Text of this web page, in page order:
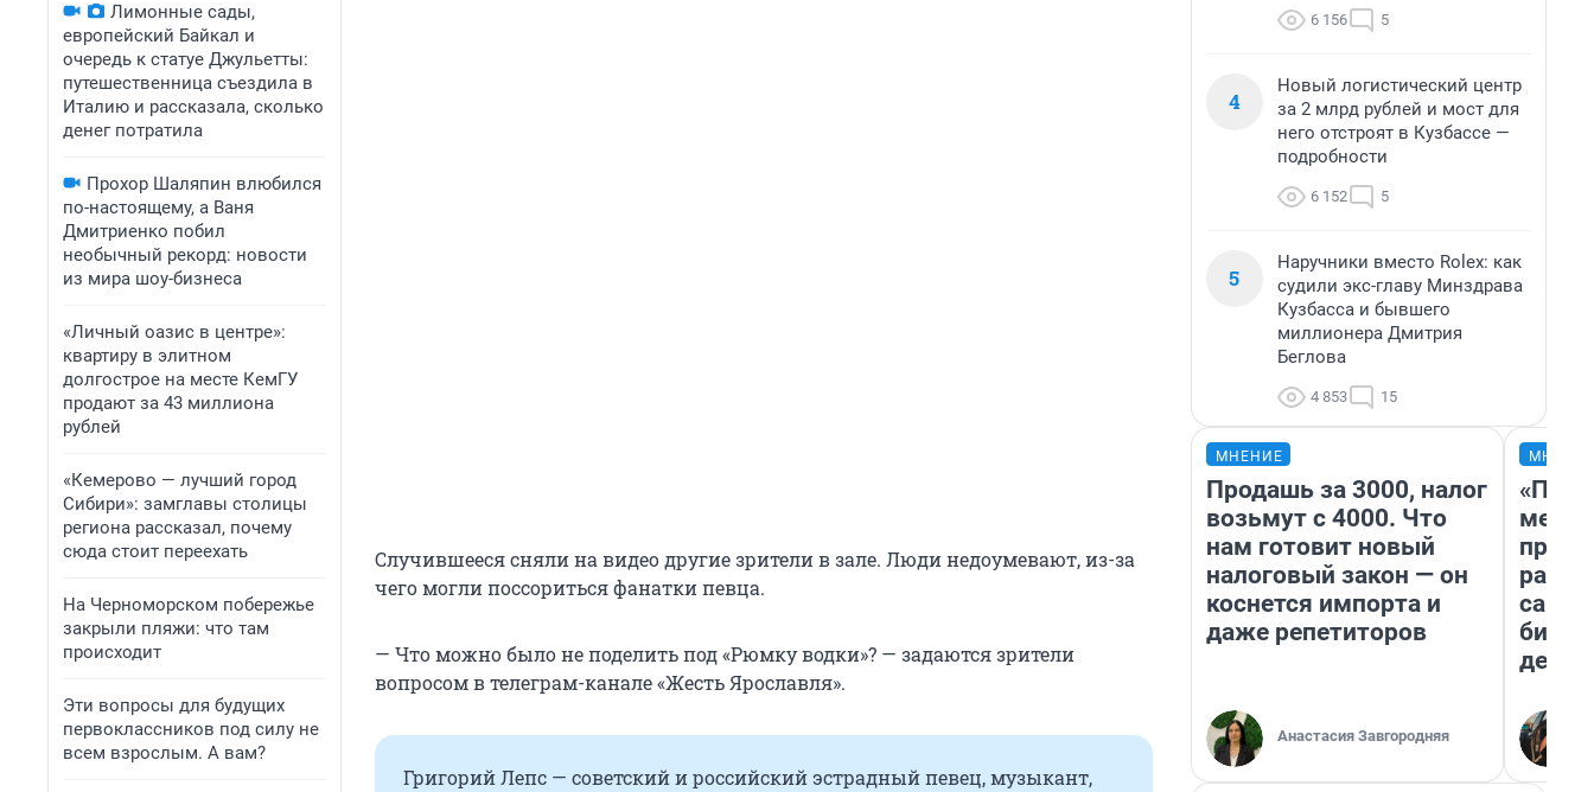
Лимонные сады,
европейский Байкал и
очередь к статуе Джульетты:
путешественница съездила в
Италию и рассказала, сколько
денег потратила
Прохор Шаляпин влюбился
по-настоящему, а Ваня
Дмитриенко побил
необычный рекорд: новости
из мира шоу-бизнеса
«Личный оазис в центре»:
квартиру в элитном
долгострое на месте КемГУ
продают за 43 миллиона
рублей
«Кемерово — лучший город
Сибири»: замглавы столицы
региона рассказал, почему
сюда стоит переехать
На Черноморском побережье
закрыли пляжи: что там
происходит
Эти вопросы для будущих
первоклассников под силу не
всем взрослым. А вам?
Случившееся сняли на видео другие зрители в зале. Люди недоумевают, из-за
чего могли поссориться фанатки певца.
— Что можно было не поделить под «Рюмку водки»? — задаются зрители
вопросом в телеграм-канале «Жесть Ярославля».
Григорий Лепс — советский и российский эстрадный певец, музыкант,
6 156 5
4
Новый логистический центр
за 2 млрд рублей и мост для
него отстроят в Кузбассе —
подробности
6 152 5
5
Наручники вместо Rolex: как
судили экс-главу Минздрава
Кузбасса и бывшего
миллионера Дмитрия
Беглова
4 853 15
МНЕНИЕ
Продашь за 3000, налог
возьмут с 4000. Что
нам готовит новый
налоговый закон — он
коснется импорта и
даже репетиторов
Анастасия Завгородняя